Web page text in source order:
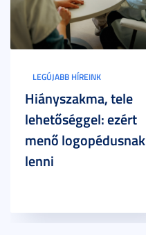
LEGÚJABB HÍREINK
Hiányszakma, tele
lehetőséggel: ezért
menő logopédusnak
lenni